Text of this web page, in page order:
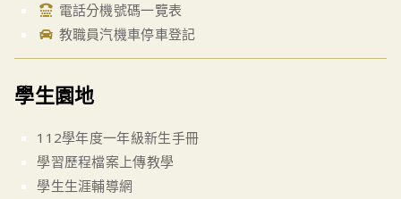
電話分機號碼一覽表
教職員汽機車停車登記
學生園地
112學年度一年級新生手冊
學習歷程檔案上傳教學
學生生涯輔導網